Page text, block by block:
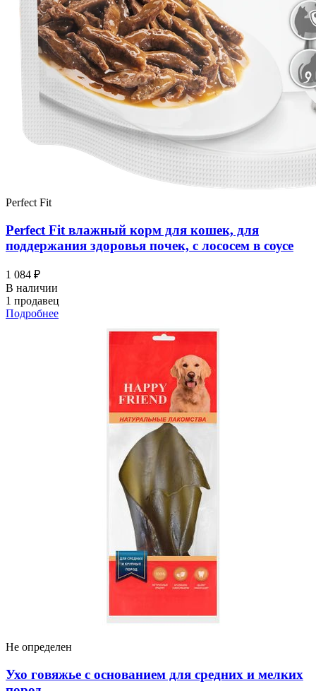
Perfect Fit
Perfect Fit влажный корм для кошек, для
поддержания здоровья почек, с лососем в соусе
1 084 ₽
В наличии
1 продавец
Подробнее
Не определен
Ухо говяжье с основанием для средних и мелких